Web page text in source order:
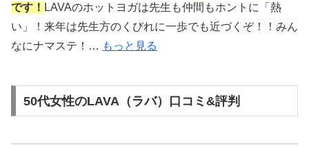
です！ LAVAのホットヨガは先生も仲間もホントに「熱
い」！来年は先生方のくびれに一歩でも近づくぞ！！みん
なにナマステ！… もっと見る
50代女性のLAVA（ラバ）口コミ&評判